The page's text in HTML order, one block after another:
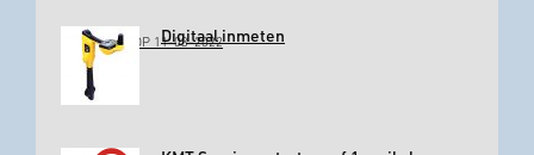
GEPLAATST OP 11-03-2022Digitaal inmeten